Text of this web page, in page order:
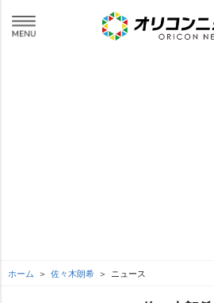
ホーム 佐々木朗希 ニュース